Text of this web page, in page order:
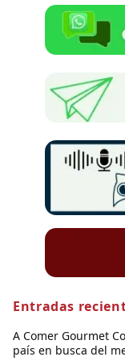
Entradas
A Comer Gourmet
país en busca del